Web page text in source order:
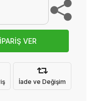
VER
İade ve Değişim